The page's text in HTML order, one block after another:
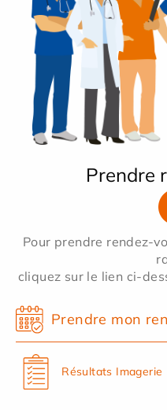
Prendre
Pour prendre rendez-
cliquez sur le lien ci-
Prendre mon
Résultats Imagerie